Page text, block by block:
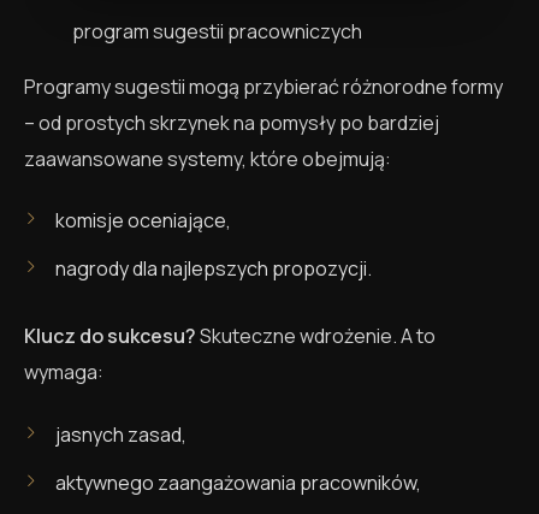
program sugestii pracowniczych
Programy sugestii mogą przybierać różnorodne formy
– od prostych skrzynek na pomysły po bardziej
zaawansowane systemy, które obejmują:
komisje oceniające,
nagrody dla najlepszych propozycji.
Klucz do sukcesu?Skuteczne wdrożenie. A to
wymaga:
jasnych zasad,
aktywnego zaangażowania pracowników,